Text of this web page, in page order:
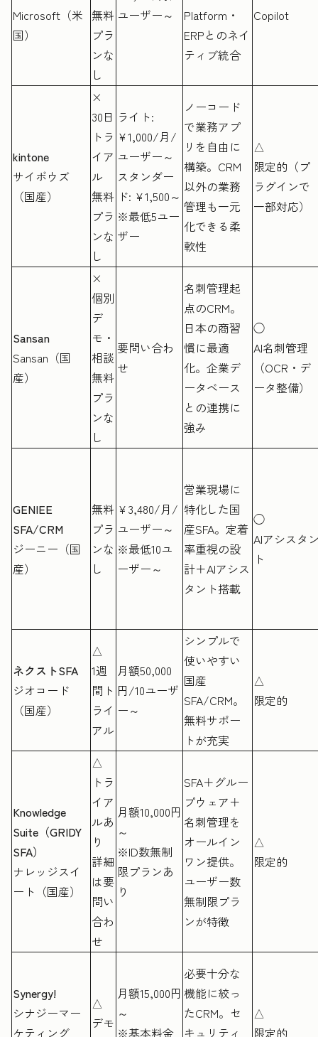
Microsoft（米
国）
無料
プラ
ンな
し
ユーザー～
Platform・
ERPとのネイ
ティブ統合
Copilot
kintone
サイボウズ
（国産）
×
30日
トラ
イア
ル
無料
プラ
ンな
し
ライト:
¥1,000/月/
ユーザー～
スタンダー
ド: ¥1,500～
※最低5ユー
ザー
ノーコード
で業務アプ
リを自由に
構築。CRM
以外の業務
管理も一元
化できる柔
軟性
△
限定的（プ
ラグインで
一部対応）
Sansan
Sansan（国
産）
×
個別
デ
モ・
相談
無料
プラ
ンな
し
要問い合わ
せ
名刺管理起
点のCRM。
日本の商習
慣に最適
化。企業デ
ータベース
との連携に
強み
◯
AI名刺管理
（OCR・デ
ータ整備）
GENIEE
SFA/CRM
ジーニー（国
産）
無料
プラ
ンな
し
¥3,480/月/
ユーザー～
※最低10ユ
ーザー～
営業現場に
特化した国
産SFA。定着
率重視の設
計＋AIアシス
タント搭載
◯
AIアシスタ
ト
ネクストSFA
ジオコード
（国産）
△
1週
間ト
ライ
アル
月額50,000
円/10ユーザ
ー～
シンプルで
使いやすい
国産
SFA/CRM。
無料サポー
トが充実
△
限定的
Knowledge
Suite（GRIDY
SFA）
ナレッジスイ
ート（国産）
△
トラ
イア
ルあ
り
詳細
は要
問い
合わ
せ
月額10,000円
～
※ID数無制
限プランあ
り
SFA＋グルー
プウェア＋
名刺管理を
オールイン
ワン提供。
ユーザー数
無制限プラ
ンが特徴
△
限定的
Synergy!
シナジーマー
ケティング
△
デモ
月額15,000円
～
※基本料金
必要十分な
機能に絞っ
たCRM。セ
キュリティ
△
限定的